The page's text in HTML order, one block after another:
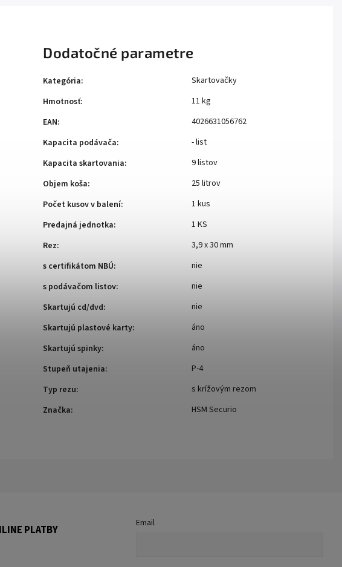
Dodatočné parametre
Kategória:
Skartovačky
Hmotnosť:
11 kg
EAN:
4026631056762
Kapacita podávača:
- list
Kapacita skartovania:
9 listov
Objem koša:
25 litrov
Počet kusov v balení:
1 kus
Predajná jednotka:
1 KS
Rez:
3,9 x 30 mm
s certifikátom NBÚ:
nie
s podávačom listov:
nie
Skartujú cd/dvd:
nie
Skartujú plastové karty:
áno
Skartujú spinky:
áno
Stupeň utajenia:
P-4
Typ rezu:
s krížovým rezom
Značka: HSM Securio
PLATBY
Email